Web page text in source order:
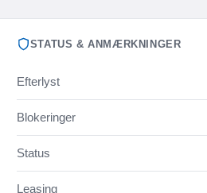
STATUS & ANMÆRKNINGER
Efterlyst
Blokeringer
Status
Leasing